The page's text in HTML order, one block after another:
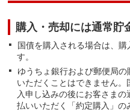
購入・売却には通常貯
国債を購入される場合は、
す。
ゆうちょ銀行および郵便局
いただくことはできません
入申し込みの後にお客さま
払いいただく「約定購入」